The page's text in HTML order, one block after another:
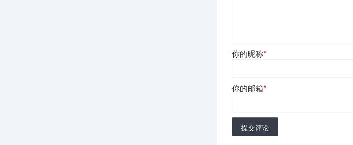
你的昵称*
你的邮箱*
提交评论